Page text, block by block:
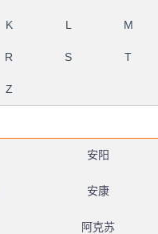
K L M
R S T
Z
安阳
安康
阿克苏